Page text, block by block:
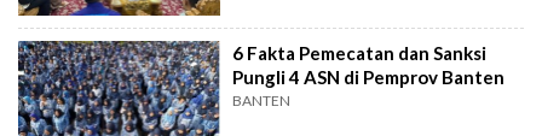
6 Fakta Pemecatan dan Sanksi
Pungli 4 ASN di Pemprov Banten
BANTEN